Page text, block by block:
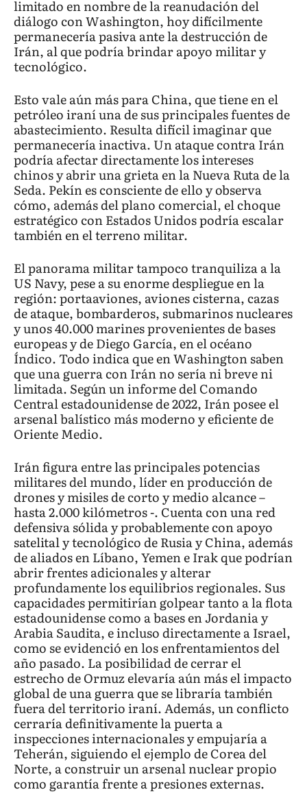
limitado en nombre de la reanudación del
diálogo con Washington, hoy difícilmente
permanecería pasiva ante la destrucción de
Irán, al que podría brindar apoyo militar y
tecnológico.
Esto vale aún más para China, que tiene en el
petróleo iraní una de sus principales fuentes de
abastecimiento. Resulta difícil imaginar que
permanecería inactiva. Un ataque contra Irán
podría afectar directamente los intereses
chinos y abrir una grieta en la Nueva Ruta de la
Seda. Pekín es consciente de ello y observa
cómo, además del plano comercial, el choque
estratégico con Estados Unidos podría escalar
también en el terreno militar.
El panorama militar tampoco tranquiliza a la
US Navy, pese a su enorme despliegue en la
región: portaaviones, aviones cisterna, cazas
de ataque, bombarderos, submarinos nucleares
y unos 40.000 marines provenientes de bases
europeas y de Diego García, en el océano
Índico. Todo indica que en Washington saben
que una guerra con Irán no sería ni breve ni
limitada. Según un informe del Comando
Central estadounidense de 2022, Irán posee el
arsenal balístico más moderno y eficiente de
Oriente Medio.
Irán figura entre las principales potencias
militares del mundo, líder en producción de
drones y misiles de corto y medio alcance –
hasta 2.000 kilómetros -. Cuenta con una red
defensiva sólida y probablemente con apoyo
satelital y tecnológico de Rusia y China, además
de aliados en Líbano, Yemen e Irak que podrían
abrir frentes adicionales y alterar
profundamente los equilibrios regionales. Sus
capacidades permitirían golpear tanto a la flota
estadounidense como a bases en Jordania y
Arabia Saudita, e incluso directamente a Israel,
como se evidenció en los enfrentamientos del
año pasado. La posibilidad de cerrar el
estrecho de Ormuz elevaría aún más el impacto
global de una guerra que se libraría también
fuera del territorio iraní. Además, un conflicto
cerraría definitivamente la puerta a
inspecciones internacionales y empujaría a
Teherán, siguiendo el ejemplo de Corea del
Norte, a construir un arsenal nuclear propio
como garantía frente a presiones externas.